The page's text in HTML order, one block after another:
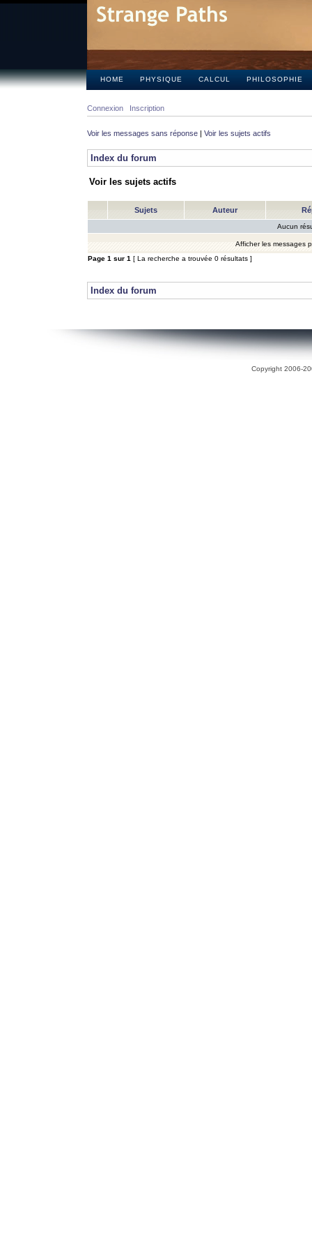
HOME PHYSIQUE CALCUL PHILOSOPHIE
Connexion Inscription
Voir les messages sans réponse | Voir les sujets actifs
Index du forum
Voir les sujets actifs
Sujets Auteur
Aucun
Afficher les messages
Page 1 sur 1 [ La recherche a trouvée 0 résultats ]
Index du forum
Copyright 2006-